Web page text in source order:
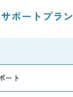
ポートプラン
ート